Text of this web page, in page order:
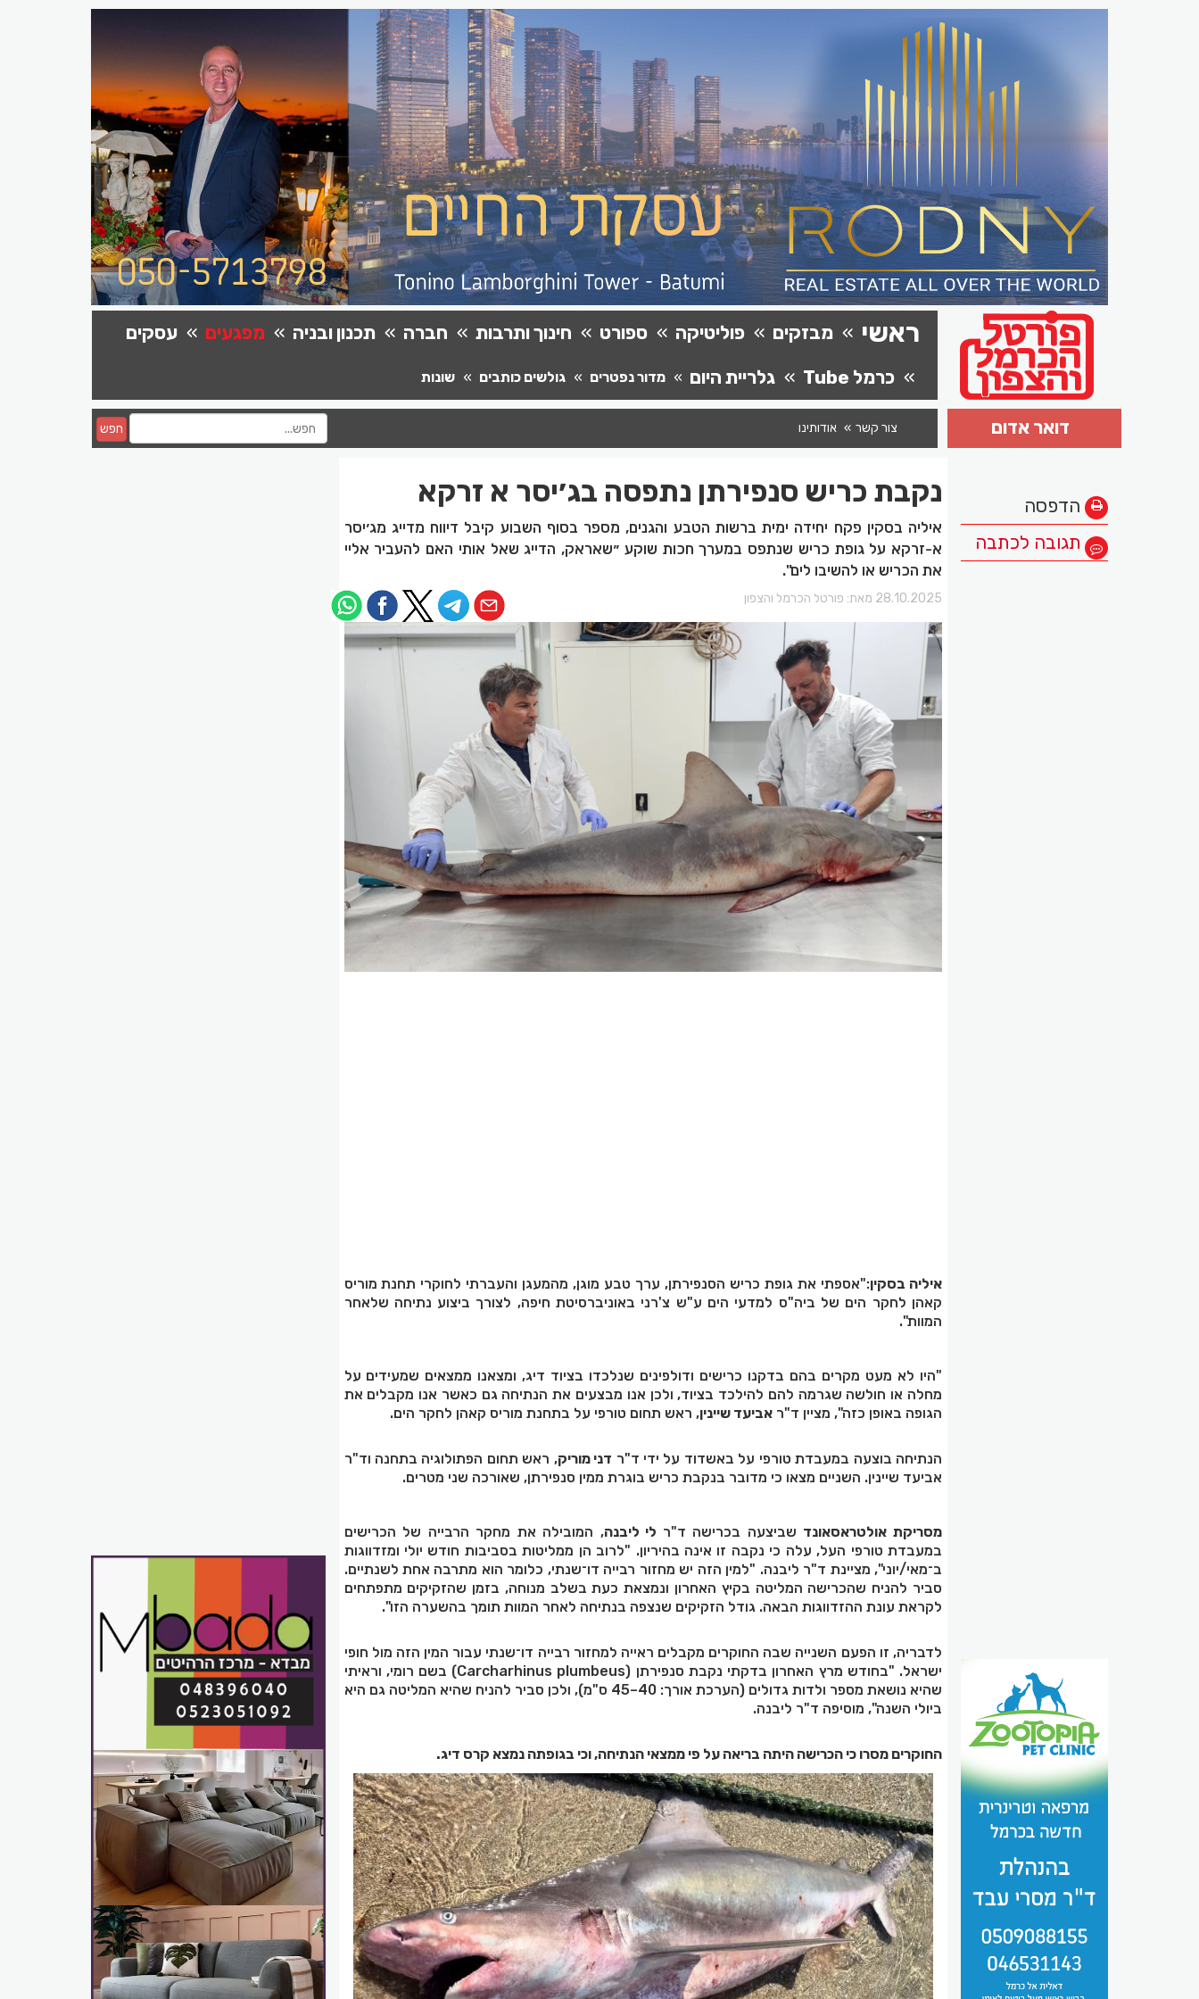
ראשי מבזקים פוליטיקה ספורט חינוך ותרבות חברה תכנון ובניה מפגעים
עסקים
כרמל Tube
גלריית היום מדור נפטרים גולשים כותבים שונות
צור קשר אודותינו חפש דואר אדום
הדפסה
תגובה לכתבה
נקבת כריש סנפירתן נתפסה בג׳יסר א זרקא
איליה בסקין פקח יחידה ימית ברשות הטבע והגנים, מספר בסוף השבוע קיבל דיווח מדייג מג׳יסר
א-זרקא על גופת כריש שנתפס במערך חכות שוקע ״שאראק, הדייג שאל אותי האם להעביר אליי
את הכריש או להשיבו לים".
28.10.2025 מאת: פורטל הכרמל והצפון
איליה בסקין:"אספתי את גופת כריש הסנפירתן, ערך טבע מוגן, מהמעגן והעברתי לחוקרי תחנת מוריס
קאהן לחקר הים של ביה"ס למדעי הים ע"ש צ'רני באוניברסיטת חיפה, לצורך ביצוע נתיחה שלאחר
המוות".
"היו לא מעט מקרים בהם בדקנו כרישים ודולפינים שנלכדו בציוד דיג, ומצאנו ממצאים שמעידים על
מחלה או חולשה שגרמה להם להילכד בציוד, ולכן אנו מבצעים את הנתיחה גם כאשר אנו מקבלים את
הגופה באופן כזה", מציין ד"ר אביעד שיינין, ראש תחום טורפי על בתחנת מוריס קאהן לחקר הים.
הנתיחה בוצעה במעבדת טורפי על באשדוד על ידי ד"ר דני מוריק, ראש תחום הפתולוגיה בתחנה וד"ר
אביעד שיינין. השניים מצאו כי מדובר בנקבת כריש בוגרת ממין סנפירתן, שאורכה שני מטרים.
מסריקת אולטראסאונד שביצעה בכרישה ד"ר לי ליבנה, המובילה את מחקר הרבייה של הכרישים
במעבדת טורפי העל, עלה כי נקבה זו אינה בהיריון. "לרוב הן ממליטות בסביבות חודש יולי ומזדווגות
ב־מאי/יוני", מציינת ד"ר ליבנה. "למין הזה יש מחזור רבייה דו־שנתי, כלומר הוא מתרבה אחת לשנתיים.
סביר להניח שהכרישה המליטה בקיץ האחרון ונמצאת כעת בשלב מנוחה, בזמן שהזקיקים מתפתחים
לקראת עונת ההזדווגות הבאה. גודל הזקיקים שנצפה בנתיחה לאחר המוות תומך בהשערה הזו".
לדבריה, זו הפעם השנייה שבה החוקרים מקבלים ראייה למחזור רבייה דו־שנתי עבור המין הזה מול חופי
ישראל. "בחודש מרץ האחרון בדקתי נקבת סנפירתן (Carcharhinus plumbeus) בשם רומי, וראיתי
שהיא נושאת מספר ולדות גדולים (הערכת אורך: 40–45 ס"מ), ולכן סביר להניח שהיא המליטה גם היא
ביולי השנה", מוסיפה ד"ר ליבנה.
החוקרים מסרו כי הכרישה היתה בריאה על פי ממצאי הנתיחה, וכי בגופתה נמצא קרס דיג.